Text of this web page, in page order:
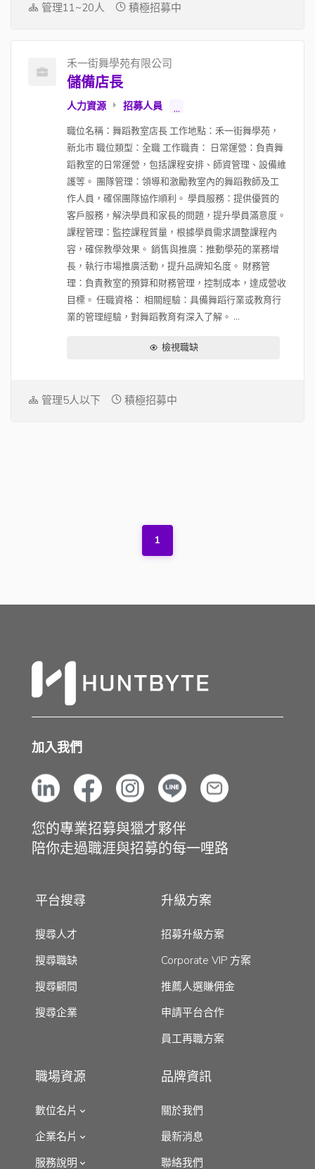
管理11~20人 積極招募中
禾一街舞學苑有限公司
儲備店長
人力資源 招募人員 ...
職位名稱：舞蹈教室店長 工作地點：禾一街舞學苑，
新北市 職位類型：全職 工作職責： 日常運營：負責舞
蹈教室的日常運營，包括課程安排、師資管理、設備維
護等。 團隊管理：領導和激勵教室內的舞蹈教師及工
作人員，確保團隊協作順利。 學員服務：提供優質的
客戶服務，解決學員和家長的問題，提升學員滿意度。
課程管理：監控課程質量，根據學員需求調整課程內
容，確保教學效果。 銷售與推廣：推動學苑的業務增
長，執行市場推廣活動，提升品牌知名度。 財務管
理：負責教室的預算和財務管理，控制成本，達成營收
目標。 任職資格： 相關經驗：具備舞蹈行業或教育行
業的管理經驗，對舞蹈教育有深入了解。 ...
檢視職缺
管理5人以下 積極招募中
1
加入我們
您的專業招募與獵才夥伴
陪你走過職涯與招募的每一哩路
平台搜尋
搜尋人才
搜尋職缺
搜尋顧問
搜尋企業
升級方案
招募升級方案
Corporate VIP 方案
推薦人選賺佣金
申請平台合作
員工再職方案
職場資源
數位名片
企業名片
服務說明
品牌資訊
關於我們
最新消息
聯絡我們